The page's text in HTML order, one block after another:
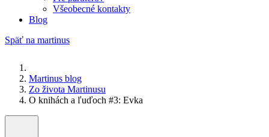
Všeobecné kontakty
Blog
Späť na martinus
Martinus blog
Zo života Martinusu
O knihách a ľuďoch #3: Evka